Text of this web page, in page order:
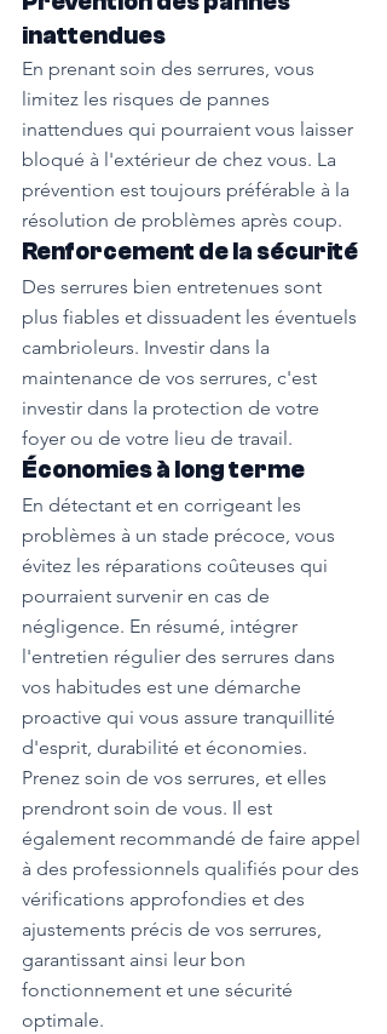
inattendues
En prenant soin des serrures, vous
limitez les risques de pannes
inattendues qui pourraient vous laisser
bloqué à l'extérieur de chez vous. La
prévention est toujours préférable à la
résolution de problèmes après coup.
Renforcement de la sécurité
Des serrures bien entretenues sont
plus fiables et dissuadent les éventuels
cambrioleurs. Investir dans la
maintenance de vos serrures, c'est
investir dans la protection de votre
foyer ou de votre lieu de travail.
Économies à long terme
En détectant et en corrigeant les
problèmes à un stade précoce, vous
évitez les réparations coûteuses qui
pourraient survenir en cas de
négligence. En résumé, intégrer
l'entretien régulier des serrures dans
vos habitudes est une démarche
proactive qui vous assure tranquillité
d'esprit, durabilité et économies.
Prenez soin de vos serrures, et elles
prendront soin de vous. Il est
également recommandé de faire appel
à des professionnels qualifiés pour des
vérifications approfondies et des
ajustements précis de vos serrures,
garantissant ainsi leur bon
fonctionnement et une sécurité
optimale.